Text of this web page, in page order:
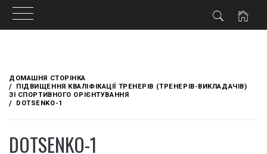
content
ДОМАШНЯ СТОРІНКА
ПІДВИЩЕННЯ КВАЛІФІКАЦІЇ ТРЕНЕРІВ (ТРЕНЕРІВ-ВИКЛАДАЧІВ)
ЗІ СПОРТИВНОГО ОРІЄНТУВАННЯ
DOTSENKO-1
DOTSENKO-1